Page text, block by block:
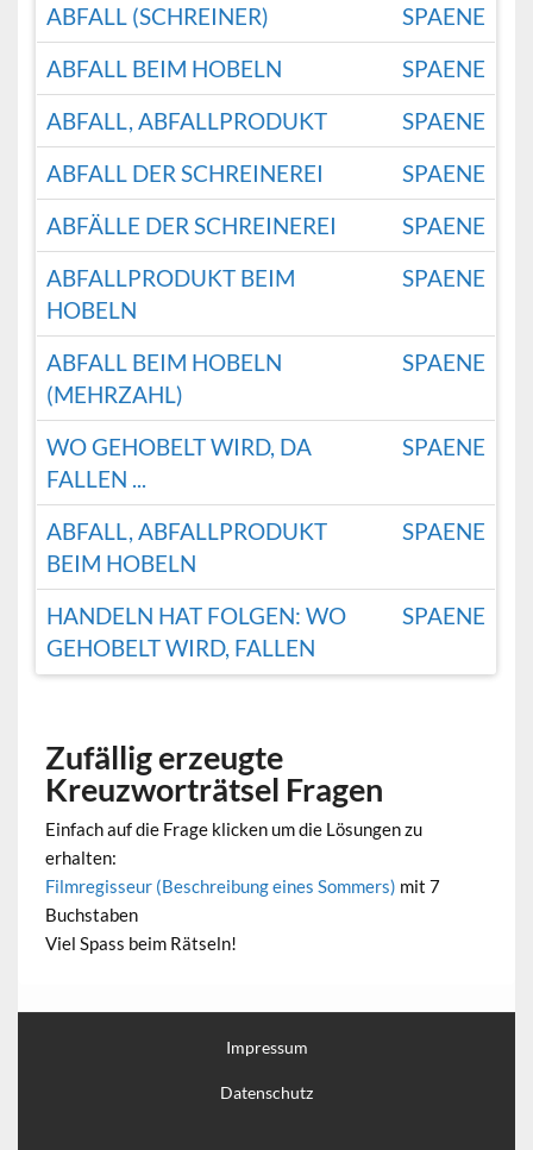
ABFALL (SCHREINER)
SPAENE
ABFALL BEIM HOBELN
SPAENE
ABFALL, ABFALLPRODUKT
SPAENE
ABFALL DER SCHREINEREI
SPAENE
ABFÄLLE DER SCHREINEREI
SPAENE
ABFALLPRODUKT BEIM
HOBELN
SPAENE
ABFALL BEIM HOBELN
(MEHRZAHL)
SPAENE
WO GEHOBELT WIRD, DA
FALLEN ...
SPAENE
ABFALL, ABFALLPRODUKT
BEIM HOBELN
SPAENE
HANDELN HAT FOLGEN: WO
GEHOBELT WIRD, FALLEN
SPAENE
Zufällig erzeugte
Kreuzworträtsel Fragen
Einfach auf die Frage klicken um die Lösungen zu
erhalten:
Filmregisseur (Beschreibung eines Sommers) mit 7
Buchstaben
Viel Spass beim Rätseln!
Impressum
Datenschutz